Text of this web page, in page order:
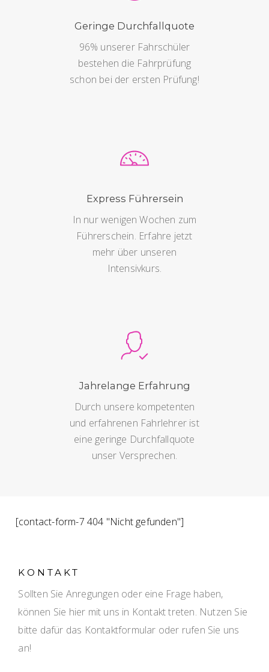
Geringe Durchfallquote
96% unserer Fahrschüler
bestehen die Fahrprüfung
schon bei der ersten Prüfung!
Express Führersein
In nur wenigen Wochen zum
Führerschein. Erfahre jetzt
mehr über unseren
Intensivkurs.
Jahrelange Erfahrung
Durch unsere kompetenten
und erfahrenen Fahrlehrer ist
eine geringe Durchfallquote
unser Versprechen.
[contact-form-7 404 "Nicht gefunden"]
KONTAKT
Sollten Sie Anregungen oder eine Frage haben,
können Sie hier mit uns in Kontakt treten. Nutzen Sie
bitte dafür das Kontaktformular oder rufen Sie uns
an!